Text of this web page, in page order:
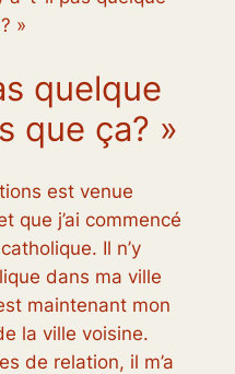
»
quelque
que ça? »
est venue
que j’ai commencé
Il n’y
dans ma ville
maintenant mon
la ville voisine.
de relation, il m’a